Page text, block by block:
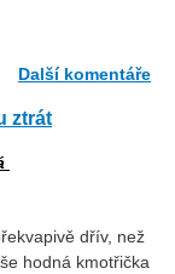
Další komentáře
ztrát
dřív, než
hodná kmotřička